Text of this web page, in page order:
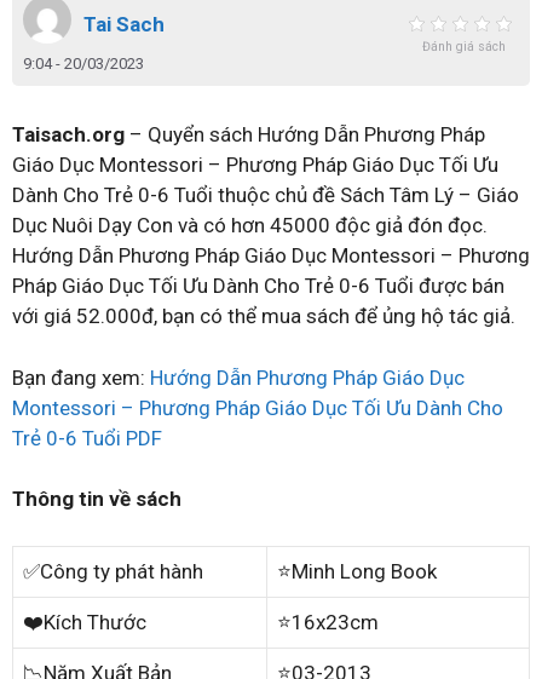
Tai Sach
9:04 - 20/03/2023
Đánh giá sách
Taisach.org – Quyển sách Hướng Dẫn Phương Pháp
Giáo Dục Montessori – Phương Pháp Giáo Dục Tối Ưu
Dành Cho Trẻ 0-6 Tuổi thuộc chủ đề Sách Tâm Lý – Giáo
Dục Nuôi Dạy Con và có hơn 45000 độc giả đón đọc.
Hướng Dẫn Phương Pháp Giáo Dục Montessori – Phương
Pháp Giáo Dục Tối Ưu Dành Cho Trẻ 0-6 Tuổi được bán
với giá 52.000đ, bạn có thể mua sách để ủng hộ tác giả.
Bạn đang xem: Hướng Dẫn Phương Pháp Giáo Dục
Montessori – Phương Pháp Giáo Dục Tối Ưu Dành Cho
Trẻ 0-6 Tuổi PDF
Thông tin về sách
✅Công ty phát hành ⭐Minh Long Book
❤️Kích Thước ⭐16x23cm
📉Năm Xuất Bản ⭐03-2013